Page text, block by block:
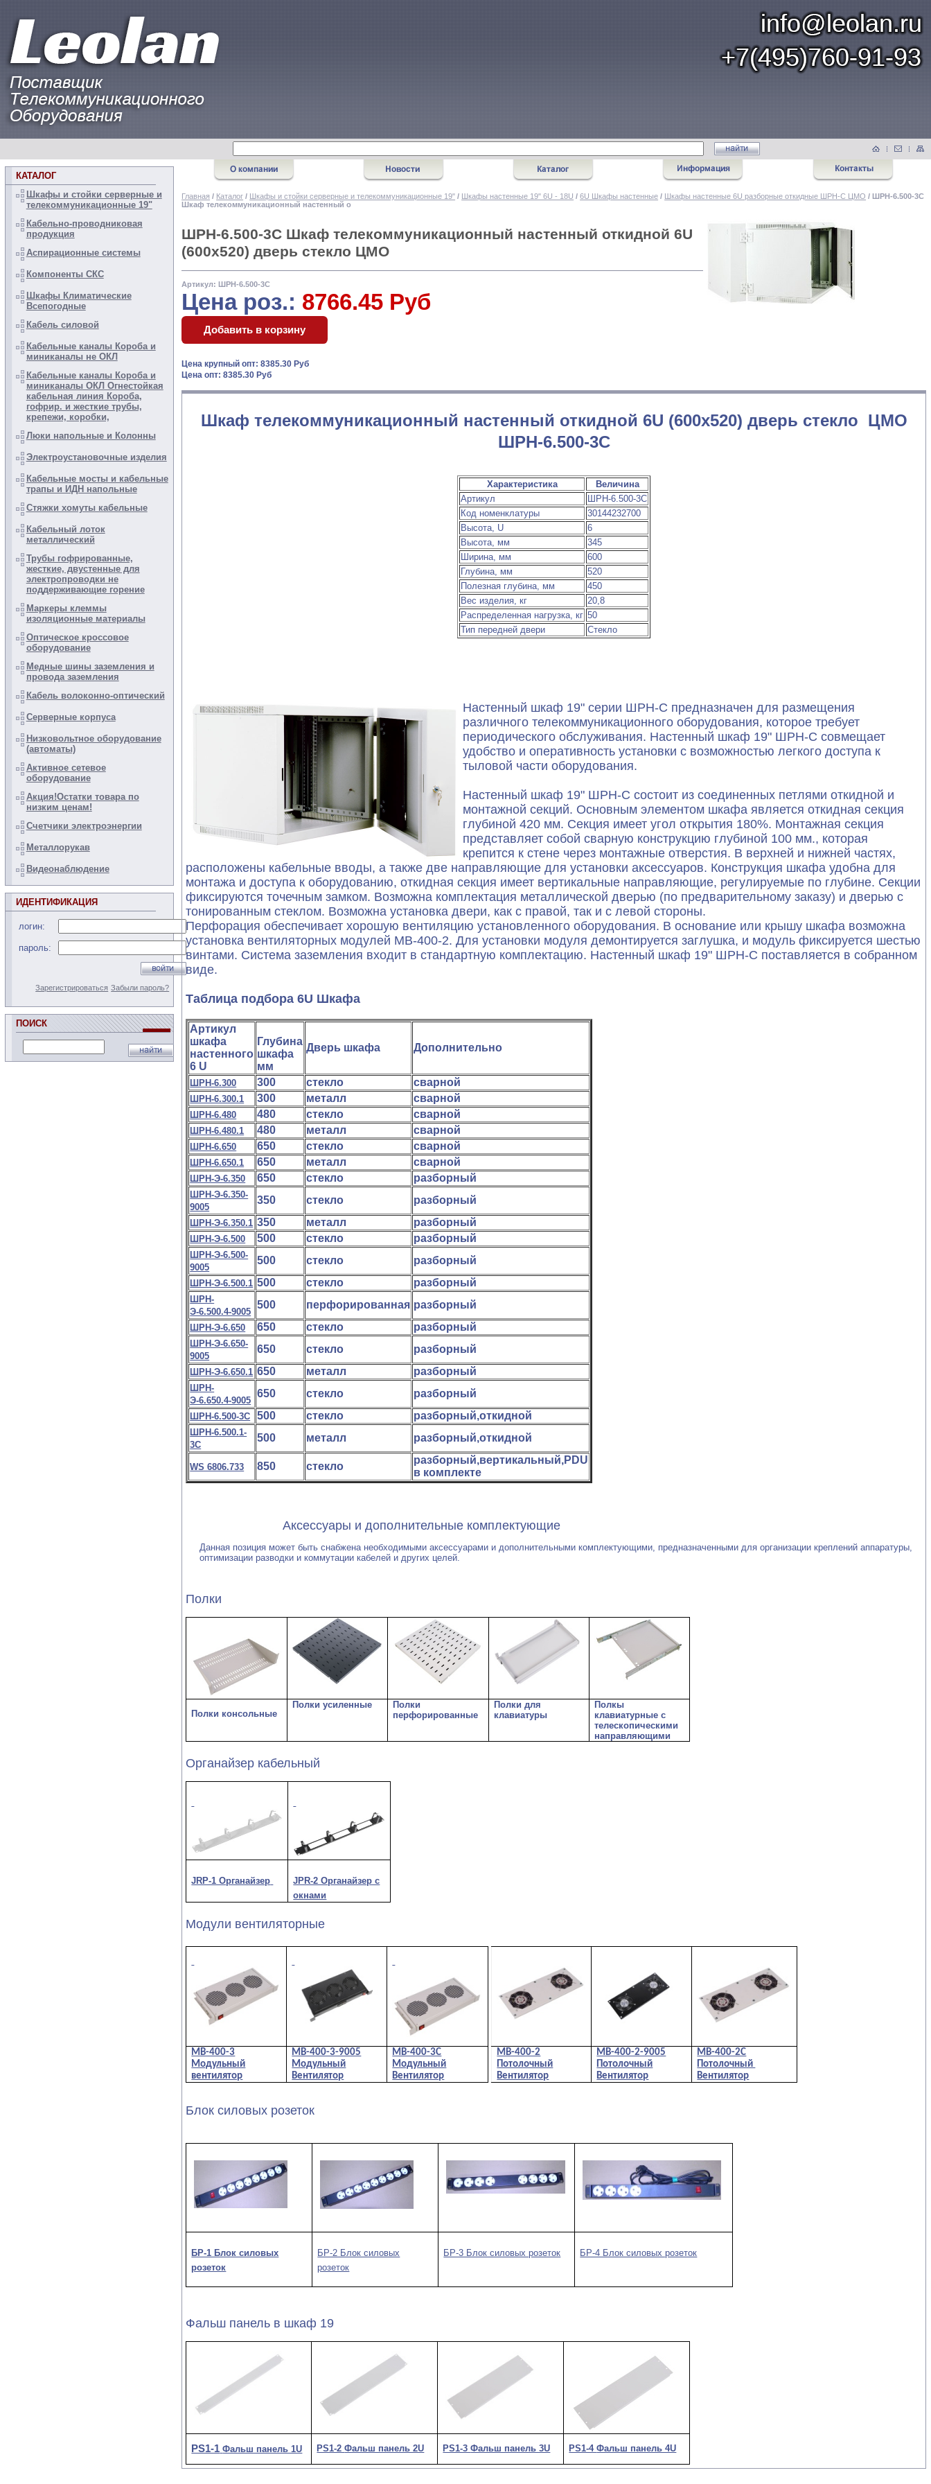
КАТАЛОГ
Шкафы и стойки серверные и
телекоммуникационные 19"
Кабельно-проводниковая
продукция
Аспирационные системы
Компоненты СКС
Шкафы Климатические
Всепогодные
Кабель силовой
Кабельные каналы Короба и
миниканалы не ОКЛ
Кабельные каналы Короба и
миниканалы ОКЛ Огнестойкая
кабельная линия Короба,
гофрир. и жесткие трубы,
крепежи, коробки,
Люки напольные и Колонны
Электроустановочные изделия
Кабельные мосты и кабельные
трапы и ИДН напольные
Стяжки хомуты кабельные
Кабельный лоток
металлический
Трубы гофрированные,
жесткие, двустенные для
электропроводки не
поддерживающие горение
Маркеры клеммы
изоляционные материалы
Оптическое кроссовое
оборудование
Медные шины заземления и
провода заземления
Кабель волоконно-оптический
Серверные корпуса
Низковольтное оборудование
(автоматы)
Активное сетевое
оборудование
Акция!Остатки товара по
низким ценам!
Счетчики электроэнергии
Металлорукав
Видеонаблюдение
ИДЕНТИФИКАЦИЯ
логин:
пароль:
Зарегистрироваться Забыли пароль?
ПОИСК
Главная / Каталог / Шкафы и стойки серверные и телекоммуникационные 19" / Шкафы настенные 19" 6U - 18U /6U Шкафы настенные / Шкафы настенные 6U разборные откидные ШРН-С ЦМО / ШРН-6.500-3С
Шкаф телекоммуникационный настенный о
ШРН-6.500-3С Шкаф телекоммуникационный настенный откидной 6U
(600х520) дверь стекло ЦМО
Артикул: ШРН-6.500-3С
Цена роз.: 8766.45 Руб
Цена крупный опт: 8385.30 Руб
Цена опт: 8385.30 Руб
Шкаф телекоммуникационный настенный откидной 6U (600х520) дверь стекло ЦМО
ШРН-6.500-3С
Характеристика
Величина
Артикул
ШРН-6.500-3С
Код номенклатуры
30144232700
Высота, U
6
Высота, мм
345
Ширина, мм
600
Глубина, мм
520
Полезная глубина, мм
450
Вес изделия, кг
20,8
Распределенная нагрузка, кг 50
Тип передней двери
Стекло
Настенный шкаф 19" серии ШРН-С предназначен для размещения
различного телекоммуникационного оборудования, которое требует
периодического обслуживания. Настенный шкаф 19" ШРН-С cовмещает
удобство и оперативность установки с возможностью легкого доступа к
тыловой части оборудования.
Настенный шкаф 19" ШРН-С состоит из соединенных петлями откидной и
монтажной секций. Основным элементом шкафа является откидная секция
глубиной 420 мм. Секция имеет угол открытия 180%. Монтажная секция
представляет собой сварную конструкцию глубиной 100 мм., которая
крепится к стене через монтажные отверстия. В верхней и нижней частях,
расположены кабельные вводы, а также две направляющие для установки аксессуаров. Конструкция шкафа удобна для
монтажа и доступа к оборудованию, откидная секция имеет вертикальные направляющие, регулируемые по глубине. Секции
фиксируются точечным замком. Возможна комплектация металлической дверью (по предварительному заказу) и дверью с
тонированным стеклом. Возможна установка двери, как с правой, так и с левой стороны.
Перфорация обеспечивает хорошую вентиляцию установленного оборудования. В основание или крышу шкафа возможна
установка вентиляторных модулей МВ-400-2. Для установки модуля демонтируется заглушка, и модуль фиксируется шестью
винтами. Система заземления входит в стандартную комплектацию. Настенный шкаф 19" ШРН-С поставляется в собранном
виде.
Таблица подбора 6U Шкафа
Артикул
шкафа
настенного
6 U
Глубина
шкафа
мм
Дверь шкафа Дополнительно
ШРН-6.300 300 стекло сварной
ШРН-6.300.1 300 металл сварной
ШРН-6.480 480 стекло сварной
ШРН-6.480.1 480 металл сварной
ШРН-6.650 650 стекло сварной
ШРН-6.650.1 650 металл сварной
ШРН-Э-6.350 650 стекло разборный
ШРН-Э-6.350-
9005
350 стекло разборный
ШРН-Э-6.350.1 350 металл разборный
ШРН-Э-6.500 500 стекло разборный
ШРН-Э-6.500-
9005
500 стекло разборный
ШРН-Э-6.500.1 500 стекло разборный
ШРН-
Э-6.500.4-9005
500 перфорированная разборный
ШРН-Э-6.650 650 стекло разборный
ШРН-Э-6.650-
9005
650 стекло разборный
ШРН-Э-6.650.1 650 металл разборный
ШРН-
Э-6.650.4-9005
650 стекло разборный
ШРН-6.500-3С 500 стекло разборный,откидной
ШРН-6.500.1-
3С
500 металл разборный,откидной
WS 6806.733 850 стекло
разборный,вертикальный,PDU
в комплекте
Аксессуары и дополнительные комплектующие
Данная позиция может быть снабжена необходимыми аксессуарами и дополнительными комплектующими, предназначенными для организации креплений аппаратуры,
оптимизации разводки и коммутации кабелей и других целей.
Полки
Полки консольные
Полки усиленные
Полки
перфорированные
Полки для
клавиатуры
Полкы
клавиатурные с
телескопическими
направляющими
Органайзер кабельный
JRP-1 Органайзер
JPR-2 Органайзер с
окнами
Модули вентиляторные
МВ-400-3
Модульный
вентилятор
МВ-400-3-9005
Модульный
Вентилятор
МВ-400-3С
Модульный
Вентилятор
МВ-400-2
Потолочный
Вентилятор
МВ-400-2-9005
Потолочный
Вентилятор
МВ-400-2С
Потолочный
Вентилятор
Блок силовых розеток
БР-1 Блок силовых
розеток
БР-2 Блок силовых
розеток
БР-3 Блок силовых розеток БР-4 Блок силовых розеток
Фальш панель в шкаф 19
PS1-1 Фальш панель 1U PS1-2Фальш панель 2U PS1-3Фальш панель 3U PS1-4Фальш панель 4U